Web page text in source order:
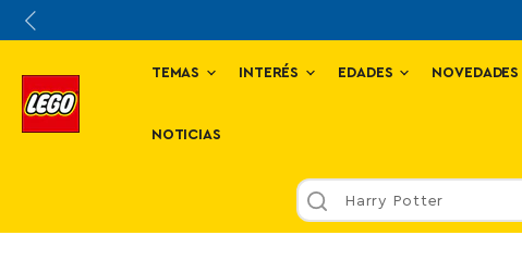
TEMAS INTERÉS EDADES NOVEDADES
NOTICIAS
Novedades